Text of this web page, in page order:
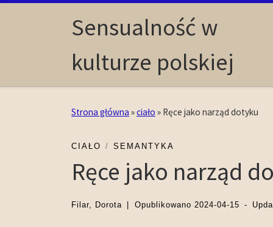
Skip to contentSensualność w
kulturze polskiej
Strona główna »ciało » Ręce jako narząd dotyku
CIAŁO SEMANTYKA
Ręce jako narząd
Filar, Dorota Opublikowano 2024-04-15 -